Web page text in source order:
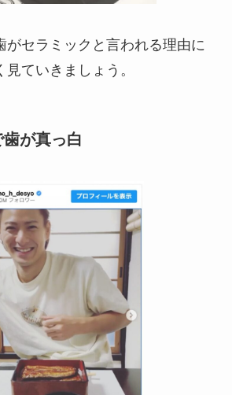
がセラミックと言われる理由に
ていきましょう。
が真っ白